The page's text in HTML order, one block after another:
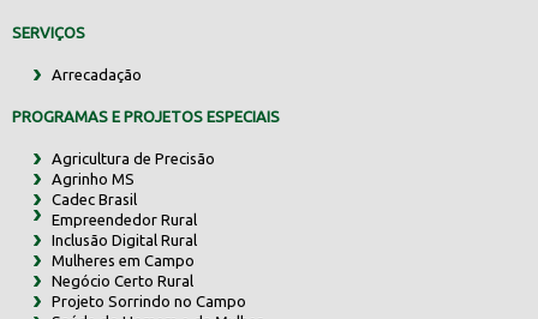
SERVIÇOS
Arrecadação
PROGRAMAS E PROJETOS ESPECIAIS
Agricultura de Precisão
Agrinho MS
Cadec Brasil
Empreendedor Rural
Inclusão Digital Rural
Mulheres em Campo
Negócio Certo Rural
Projeto Sorrindo no Campo